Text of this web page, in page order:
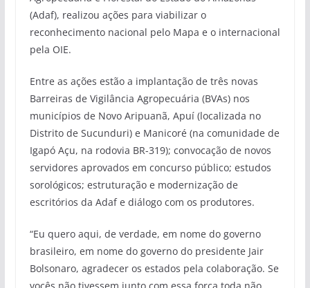
(Adaf), realizou ações para viabilizar o
reconhecimento nacional pelo Mapa e o internacional
pela OIE.
Entre as ações estão a implantação de três novas
Barreiras de Vigilância Agropecuária (BVAs) nos
municípios de Novo Aripuanã, Apuí (localizada no
Distrito de Sucunduri) e Manicoré (na comunidade de
Igapó Açu, na rodovia BR-319); convocação de novos
servidores aprovados em concurso público; estudos
sorológicos; estruturação e modernização de
escritórios da Adaf e diálogo com os produtores.
“Eu quero aqui, de verdade, em nome do governo
brasileiro, em nome do governo do presidente Jair
Bolsonaro, agradecer os estados pela colaboração. Se